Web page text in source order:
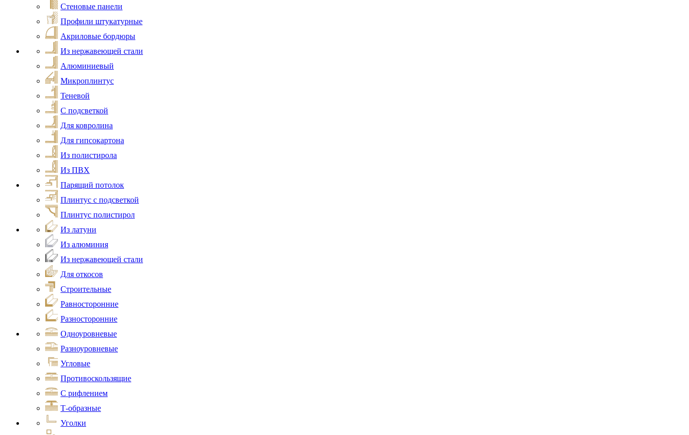
Стеновые панели
Профили штукатурные
Акриловые бордюры
Из нержавеющей стали
Алюминиевый
Микроплинтус
Теневой
С подсветкой
Для ковролина
Для гипсокартона
Из полистирола
Из ПВХ
Парящий потолок
Плинтус с подсветкой
Плинтус полистирол
Из латуни
Из алюминия
Из нержавеющей стали
Для откосов
Строительные
Равносторонние
Разносторонние
Одноуровневые
Разноуровневые
Угловые
Противоскользящие
С рифлением
Т-образные
Уголки